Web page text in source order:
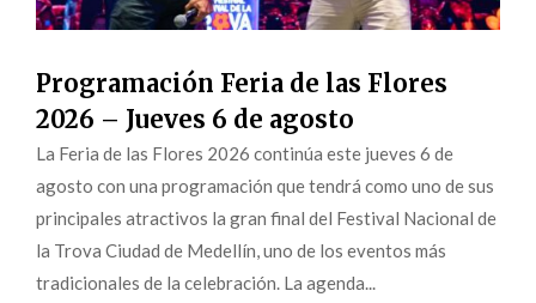
Programación Feria de las Flores
2026 – Jueves 6 de agosto
La Feria de las Flores 2026 continúa este jueves 6 de
agosto con una programación que tendrá como uno de sus
principales atractivos la gran final del Festival Nacional de
la Trova Ciudad de Medellín, uno de los eventos más
tradicionales de la celebración. La agenda...